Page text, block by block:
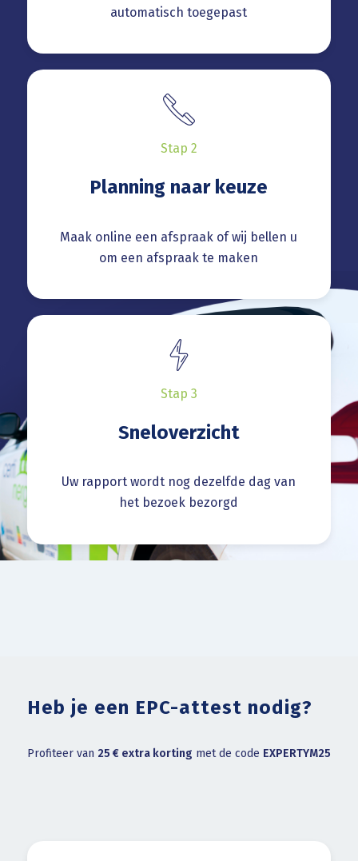
automatisch toegepast
Stap 2
Planning naar keuze
Maak online een afspraak of wij bellen u
om een afspraak te maken
Stap 3
Sneloverzicht
Uw rapport wordt nog dezelfde dag van
het bezoek bezorgd
Heb je een EPC-attest nodig?
Profiteer van 25 € extra korting met de code EXPERTYM25